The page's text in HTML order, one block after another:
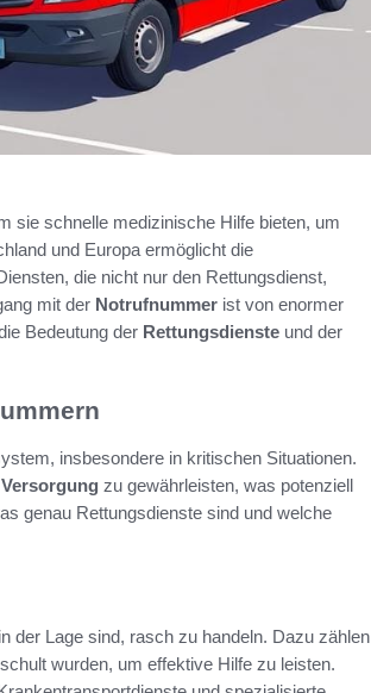
sie schnelle medizinische Hilfe bieten, um
und Europa ermöglicht die
die nicht nur den Rettungsdienst,
mit der Notrufnummer ist von enormer
Bedeutung der Rettungsdienste und der
insbesondere in kritischen Situationen.
zu gewährleisten, was potenziell
genau Rettungsdienste sind und welche
der Lage sind, rasch zu handeln. Dazu zählen
wurden, um effektive Hilfe zu leisten.